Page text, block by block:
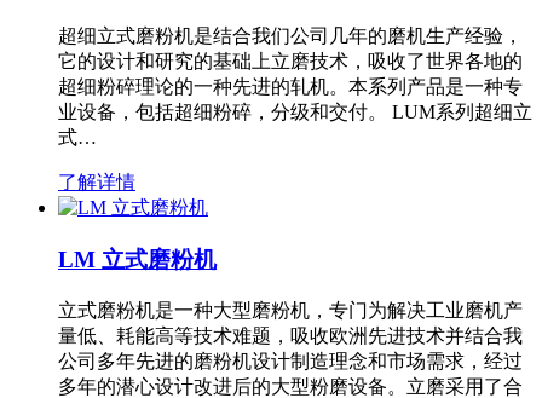
超细立式磨粉机是结合我们公司几年的磨机生产经验，
它的设计和研究的基础上立磨技术，吸收了世界各地的
超细粉碎理论的一种先进的轧机。本系列产品是一种专
业设备，包括超细粉碎，分级和交付。 LUM系列超细立
式…
了解详情
LM 立式磨粉机
立式磨粉机是一种大型磨粉机，专门为解决工业磨机产
量低、耗能高等技术难题，吸收欧洲先进技术并结合我
公司多年先进的磨粉机设计制造理念和市场需求，经过
多年的潜心设计改进后的大型粉磨设备。立磨采用了合